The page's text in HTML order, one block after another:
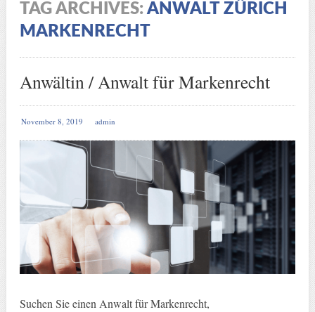
TAG ARCHIVES:ANWALT ZÜRICH
MARKENRECHT
Anwältin / Anwalt für Markenrecht
November 8, 2019 admin
Suchen Sie einen Anwalt für Markenrecht,